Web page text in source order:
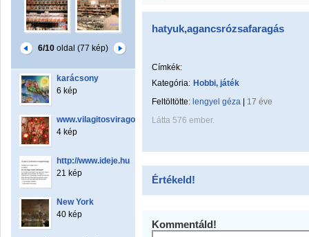
6/10 oldal (77 kép)
karácsony
6 kép
www.vilagitosviragok.hu
4 kép
http://www.ideje.hu
21 kép
New York
40 kép
hatyuk,agancsrózsafaragás
Címkék:
Kategória: Hobbi, játék
Feltöltötte: lengyel géza
17 éve
Látta 576 ember.
Értékeld!
Kommentáld!